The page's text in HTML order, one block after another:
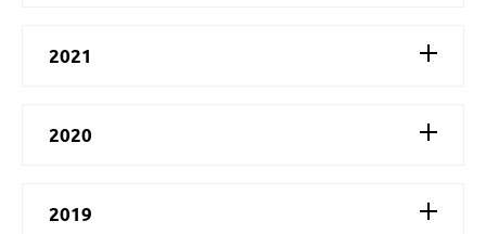
2021
2020
2019